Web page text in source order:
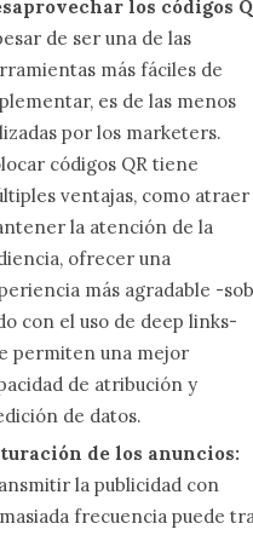
los códigos
de ser una de las
más fáciles de
es de las menos
por los marketers.
códigos QR tiene
ventajas, como atraer
la atención de la
ofrecer una
más agradable -
con el uso de deep links-
permiten una mejor
de atribución y
de datos.
de los anuncios:
la publicidad con
frecuencia puede